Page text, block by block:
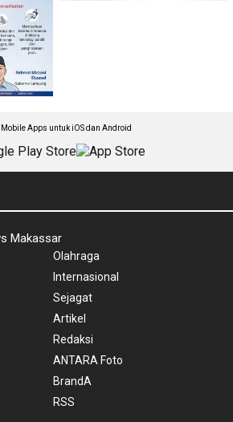
Apps untuk iOS dan Android
Makassar
Olahraga
Internasional
Sejagat
Artikel
Redaksi
ANTARA Foto
BrandA
RSS